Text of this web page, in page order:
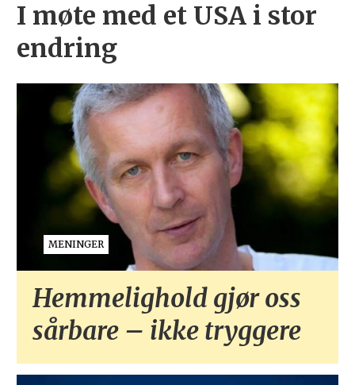
I møte med et USA i stor
endring
MENINGER
Hemmelighold gjør oss
sårbare – ikke tryggere